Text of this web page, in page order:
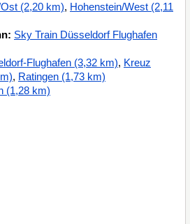
(2,20 km), Hohenstein/West (2,11
Sky Train Düsseldorf Flughafen
Flughafen (3,32 km), Kreuz
, Ratingen (1,73 km)
(1,28 km)